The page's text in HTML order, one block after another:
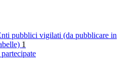
pubblici vigilati (da pubblicare in
1